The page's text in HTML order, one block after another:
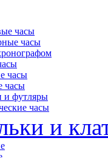
часы
часы
часы
часы
и футляры
часы
и